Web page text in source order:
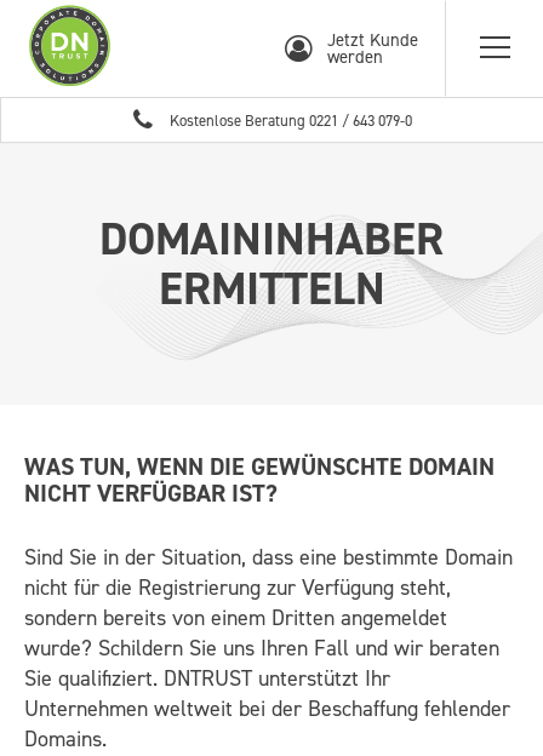
Jetzt Kunde
werden
Kostenlose Beratung 0221 / 643 079-0
DOMAININHABER
ERMITTELN
WAS TUN, WENN DIE GEWÜNSCHTE DOMAIN
NICHT VERFÜGBAR IST?
Sind Sie in der Situation, dass eine bestimmte Domain
nicht für die Registrierung zur Verfügung steht,
sondern bereits von einem Dritten angemeldet
wurde? Schildern Sie uns Ihren Fall und wir beraten
Sie qualifiziert. DNTRUST unterstützt Ihr
Unternehmen weltweit bei der Beschaffung fehlender
Domains.